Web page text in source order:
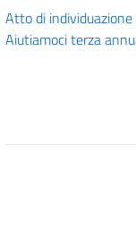
Atto di
Aiutiamoci terza